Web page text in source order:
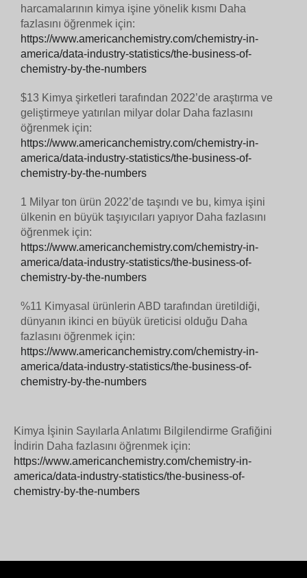
harcamalarının kimya işine yönelik kısmı Daha
fazlasını öğrenmek için:
https://www.americanchemistry.com/chemistry-in-
america/data-industry-statistics/the-business-of-
chemistry-by-the-numbers
$13 Kimya şirketleri tarafından 2022’de araştırma ve
geliştirmeye yatırılan milyar dolar Daha fazlasını
öğrenmek için:
https://www.americanchemistry.com/chemistry-in-
america/data-industry-statistics/the-business-of-
chemistry-by-the-numbers
1 Milyar ton ürün 2022’de taşındı ve bu, kimya işini
ülkenin en büyük taşıyıcıları yapıyor Daha fazlasını
öğrenmek için:
https://www.americanchemistry.com/chemistry-in-
america/data-industry-statistics/the-business-of-
chemistry-by-the-numbers
%11 Kimyasal ürünlerin ABD tarafından üretildiği,
dünyanın ikinci en büyük üreticisi olduğu Daha
fazlasını öğrenmek için:
https://www.americanchemistry.com/chemistry-in-
america/data-industry-statistics/the-business-of-
chemistry-by-the-numbers
Kimya İşinin Sayılarla Anlatımı Bilgilendirme Grafiğini
İndirin Daha fazlasını öğrenmek için:
https://www.americanchemistry.com/chemistry-in-
america/data-industry-statistics/the-business-of-
chemistry-by-the-numbers